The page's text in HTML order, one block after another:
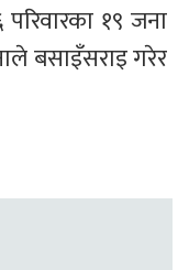
१९ जना
बसाइँसराइ गरेर